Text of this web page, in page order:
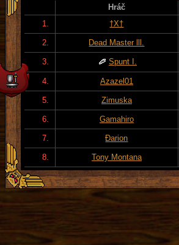
Hráč
1.
†X†
2. Dead Master lll.
3. Spunt I.
4. Azazel01
5. Zimuska
6. Gamahiro
7. Đarion
8. Tony Montana